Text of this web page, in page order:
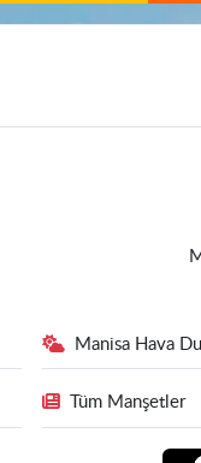
Manisa Hava
Tüm Manşetler